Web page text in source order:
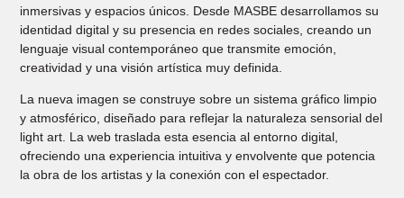
inmersivas y espacios únicos. Desde MASBE desarrollamos su
identidad digital y su presencia en redes sociales, creando un
lenguaje visual contemporáneo que transmite emoción,
creatividad y una visión artística muy definida.
La nueva imagen se construye sobre un sistema gráfico limpio
y atmosférico, diseñado para reflejar la naturaleza sensorial del
light art. La web traslada esta esencia al entorno digital,
ofreciendo una experiencia intuitiva y envolvente que potencia
la obra de los artistas y la conexión con el espectador.